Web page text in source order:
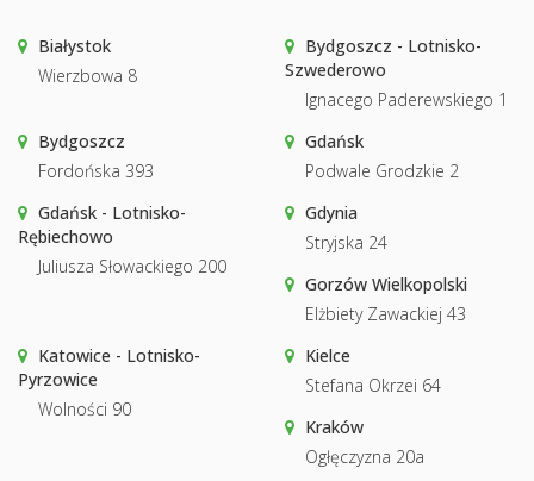
Białystok
Wierzbowa 8
Bydgoszcz - Lotnisko-
Szwederowo
Ignacego Paderewskiego 1
Bydgoszcz
Fordońska 393
Gdańsk
Podwale Grodzkie 2
Gdańsk - Lotnisko-
Rębiechowo
Juliusza Słowackiego 200
Gdynia
Stryjska 24
Gorzów Wielkopolski
Elżbiety Zawackiej 43
Katowice - Lotnisko-
Pyrzowice
Wolności 90
Kielce
Stefana Okrzei 64
Kraków
Ogłęczyzna 20a